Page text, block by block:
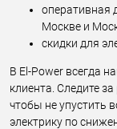
оперативная
Москве и
скидки для
В El-Power всегда
клиента. Следите
чтобы не упустить
электрику по